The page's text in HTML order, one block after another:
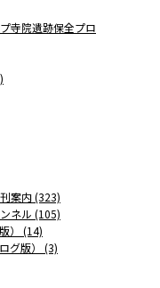
寺院遺跡保全プロ
案内 (323)
ネル (105)
） (14)
グ版） (3)